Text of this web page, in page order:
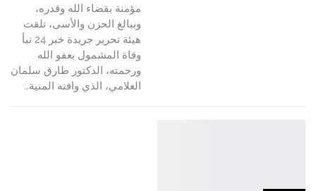
مؤمنة بقضاء الله وقدره،
وببالغ الحزن والأسى، تلقت
هيئة تحرير جريدة خبر 24 نبأ
وفاة المشمول بعفو الله
ورحمته، الدكتور طارق سلمان
العلامي، الذي وافته المنية…